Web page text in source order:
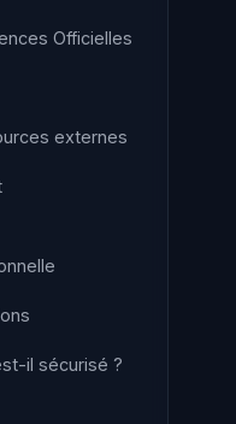
Officielles
externes
il sécurisé ?